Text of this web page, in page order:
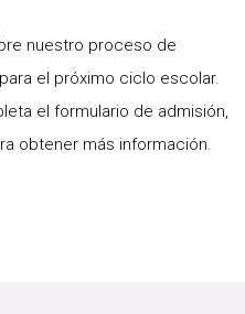
nuestro proceso de
el próximo ciclo escolar.
el formulario de admisión,
obtener más información.